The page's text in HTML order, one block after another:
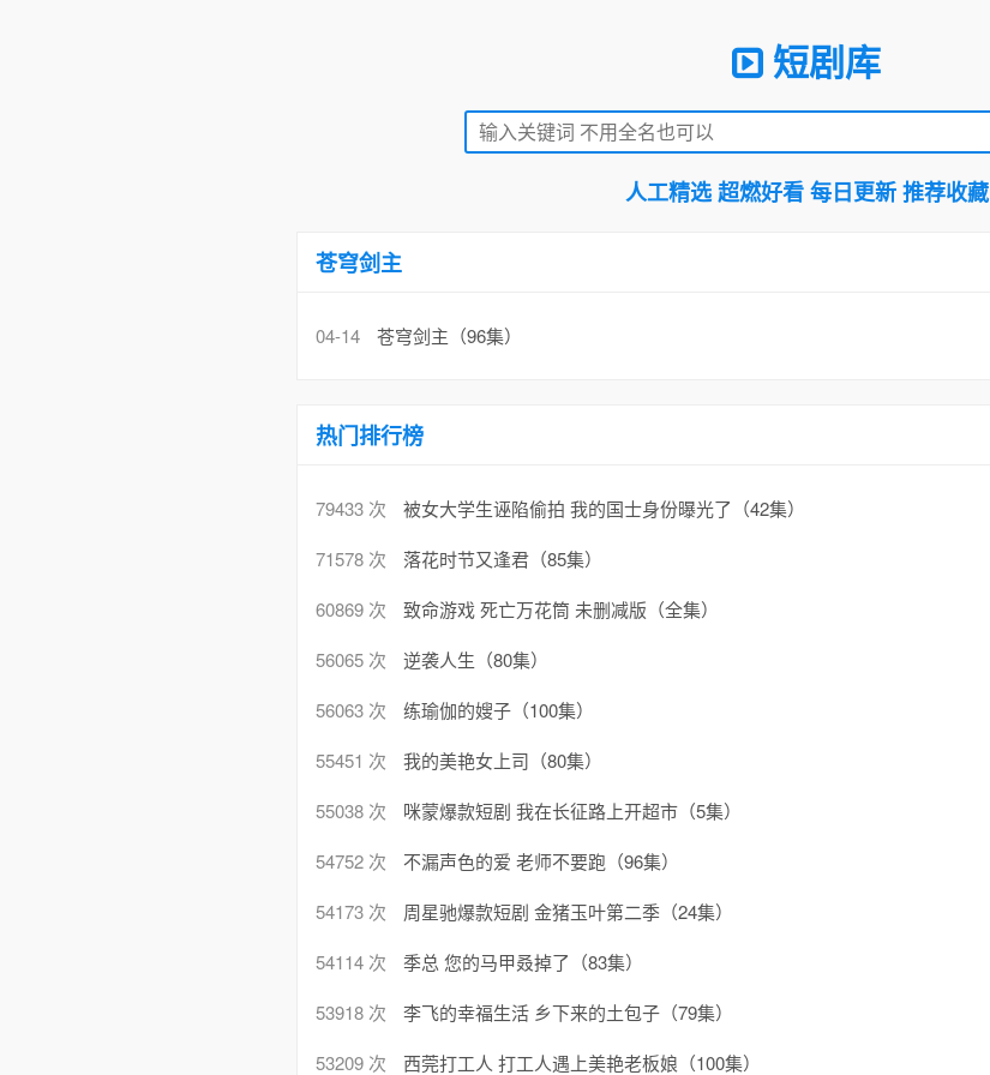
短剧库
人工精选 超燃好看 每日更新 推荐收藏
苍穹剑主
04-14 苍穹剑主（96集）
热门排行榜
79433 次
被女大学生诬陷偷拍 我的国士身份曝光了（42集）
71578 次
落花时节又逢君（85集）
60869 次
致命游戏 死亡万花筒 未删减版（全集）
56065 次
逆袭人生（80集）
56063 次
练瑜伽的嫂子（100集）
55451 次
我的美艳女上司（80集）
55038 次
咪蒙爆款短剧 我在长征路上开超市（5集）
54752 次
不漏声色的爱 老师不要跑（96集）
54173 次
周星驰爆款短剧 金猪玉叶第二季（24集）
54114 次
季总 您的马甲叒掉了（83集）
53918 次
李飞的幸福生活 乡下来的土包子（79集）
53209 次
西莞打工人 打工人遇上美艳老板娘（100集）